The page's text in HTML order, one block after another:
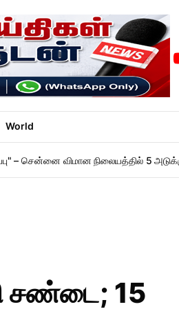
World
– சென்னை விமான நிலையத்தில் 5
சண்டை; 15